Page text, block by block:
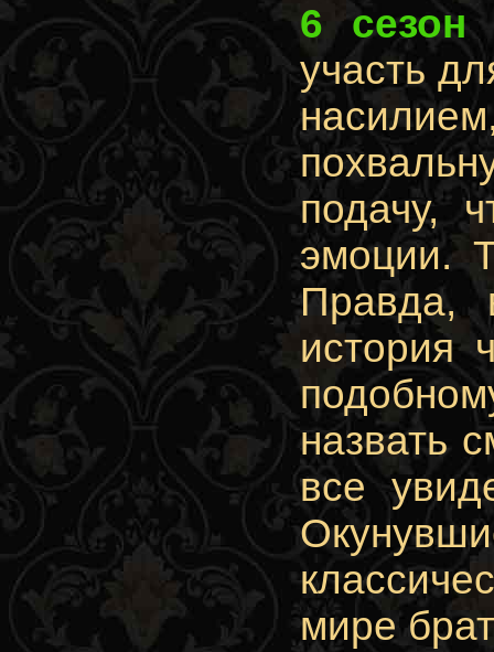
6 сезон
участь
подачу,
эмоции.
Правда,
история
назвать
все
мире